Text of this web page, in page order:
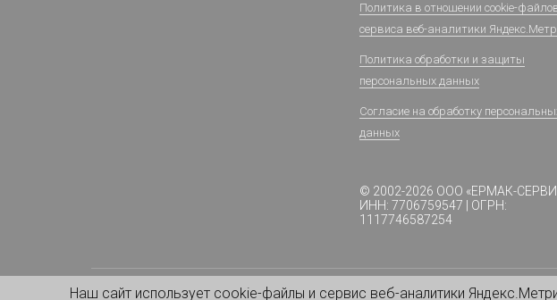
Политика в отношении cookie-
сервиса веб-аналитики
Политика обработки и защиты
персональных данных
Согласие на обработку
данных
© 2002-2026 ООО «ЕРМАК-
ИНН: 7706759547 | ОГРН:
1117746587254
Наш сайт использует cookie-файлы и сервис веб-аналитики